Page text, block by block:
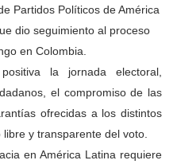
Partidos Políticos de América
dio seguimiento al proceso
en Colombia.
la jornada electoral,
el compromiso de las
ofrecidas a los distintos
y transparente del voto.
en América Latina requiere